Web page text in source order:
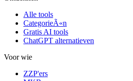
Alle tools
CategorieÃ«n
Gratis AI tools
ChatGPT alternatieven
Voor wie
ZZP'ers